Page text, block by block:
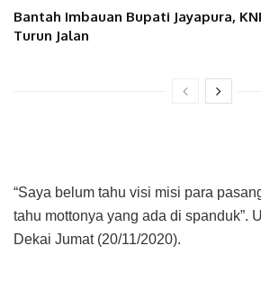
Bantah Imbauan Bupati Jayapura,
Turun Jalan
“Saya belum tahu visi misi para
tahu mottonya yang ada di spanduk”.
Dekai Jumat (20/11/2020).